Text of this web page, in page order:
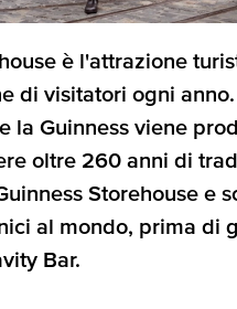
è l'attrazione
di visitatori ogni
la Guinness viene
oltre 260 anni di
Storehouse e
al mondo, prima di
Bar.